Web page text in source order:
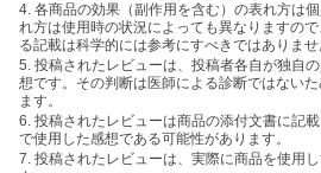
4. 各商品の効果（副作用を含む）の表れ方は
れ方は使用時の状況によっても異なりますの
る記載は科学的には参考にすべきではありませ
5. 投稿されたレビューは、投稿者各自が独自
想です。その判断は医師による診断ではない
ます。
6. 投稿されたレビューは商品の添付文書に記
で使用した感想である可能性があります。
7. 投稿されたレビューは、実際に商品を使用